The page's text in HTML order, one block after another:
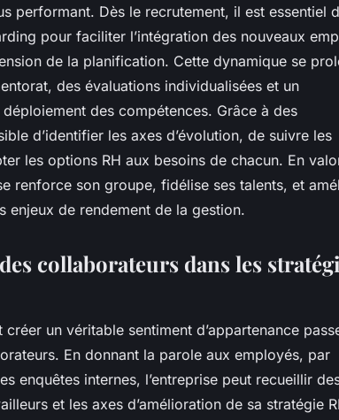
performant. Dès le recrutement, il est essentiel
pour faciliter l’intégration des nouveaux
de la planification. Cette dynamique se
des évaluations individualisées et un
des compétences. Grâce à des
d’identifier les axes d’évolution, de suivre les
les options RH aux besoins de chacun. En
renforce son groupe, fidélise ses talents, et
enjeux de rendement de la gestion.
collaborateurs dans les
un véritable sentiment d’appartenance
En donnant la parole aux employés, par
enquêtes internes, l’entreprise peut recueillir
et les axes d’amélioration de sa stratégie